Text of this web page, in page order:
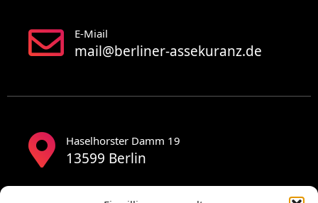
E-Miail
mail@berliner-assekuranz.de
Haselhorster Damm 19
13599 Berlin